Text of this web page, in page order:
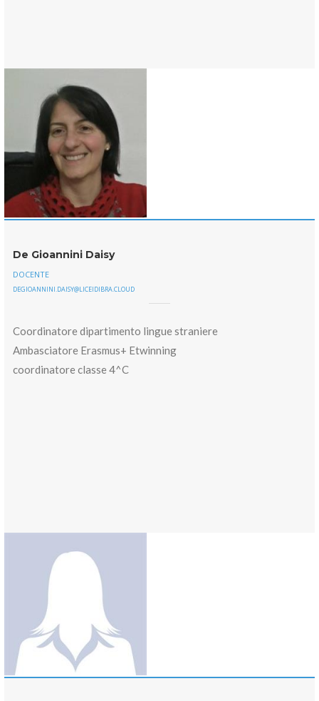
De Gioannini Daisy
DOCENTE
DEGIOANNINI.DAISY@LICEIDIBRA.CLOUD
Coordinatore dipartimento lingue straniere
Ambasciatore Erasmus+ Etwinning
coordinatore classe 4^C